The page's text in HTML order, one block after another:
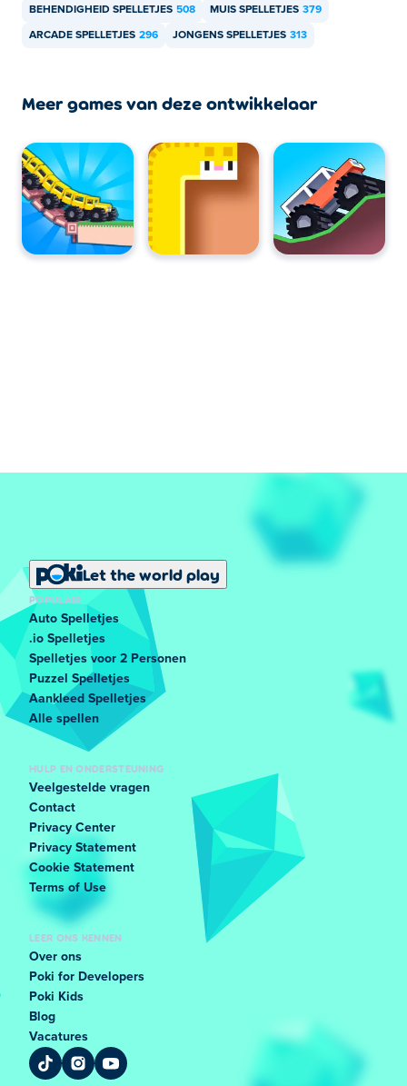
BEHENDIGHEID SPELLETJES 508 MUIS SPELLETJES 379
ARCADE SPELLETJES 296 JONGENS SPELLETJES 313
Meer games van deze ontwikkelaar
Let the world play
POPULAIR
Auto Spelletjes
.io Spelletjes
Spelletjes voor 2 Personen
Puzzel Spelletjes
Aankleed Spelletjes
Alle spellen
HULP EN ONDERSTEUNING
Veelgestelde vragen
Contact
Privacy Center
Privacy Statement
Cookie Statement
Terms of Use
LEER ONS KENNEN
Over ons
Poki for Developers
Poki Kids
Blog
Vacatures